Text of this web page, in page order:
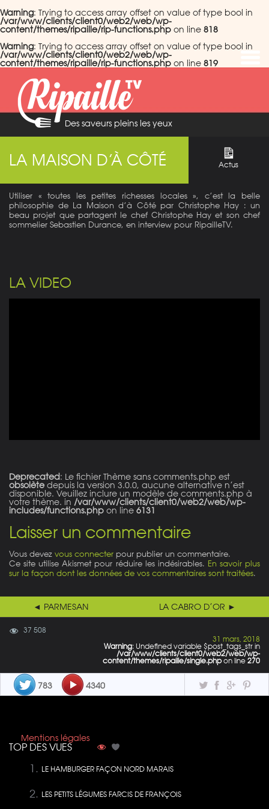
Warning: Trying to access array offset on value of type bool in
/var/www/clients/client0/web2/web/wp-
content/themes/ripaille/rip-functions.php on line 818
Warning: Trying to access array offset on value of type bool in
/var/www/clients/client0/web2/web/wp-
content/themes/ripaille/rip-functions.php on line 819
Des saveurs pleins les yeux
LA MAISON D’À CÔTÉ Actus
Utiliser « toutes les petites richesses locales », c’est la belle
philosophie de La Maison d’à Côté par Christophe Hay : un
beau projet que partagent le chef Christophe Hay et son chef
sommelier Sebastien Durance, en interview pour RipailleTV.
LA VIDEO
Deprecated: Le fichier Thème sans comments.php est
obsolète depuis la version 3.0.0, aucune alternative n’est
disponible. Veuillez inclure un modèle de comments.php à
votre thème. in /var/www/clients/client0/web2/web/wp-
includes/functions.php on line 6131
Laisser un commentaire
Vous devez vous connecter pour publier un commentaire.
Ce site utilise Akismet pour réduire les indésirables. En savoir plus
sur la façon dont les données de vos commentaires sont traitées.
◄ PARMESAN LA CABRO D’OR ►
37 508
31 mars, 2018
Warning: Undefined variable $post_tags_str in
/var/www/clients/client0/web2/web/wp-
content/themes/ripaille/single.phpon line 270
783 4340
Mentions légales
TOP DES VUES
LE HAMBURGER FAÇON NORD MARAIS
LES PETITS LÉGUMES FARCIS DE FRANÇOIS